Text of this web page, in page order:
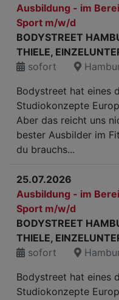
Ausbildung - im
Sport m/w/d
BODYSTREET
THIELE,
sofort
Bodystreet hat eines
Studiokonzepte
Aber das reicht uns
bester Ausbilder im
du brauchs...
25.07.2026
Ausbildung - im
Sport m/w/d
BODYSTREET
THIELE,
sofort
Bodystreet hat eines
Studiokonzepte